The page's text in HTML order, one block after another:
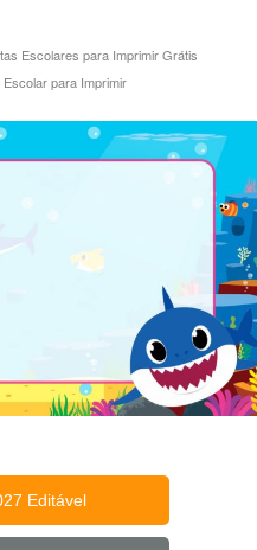
Escolares para Imprimir Grátis
para Imprimir
Editável